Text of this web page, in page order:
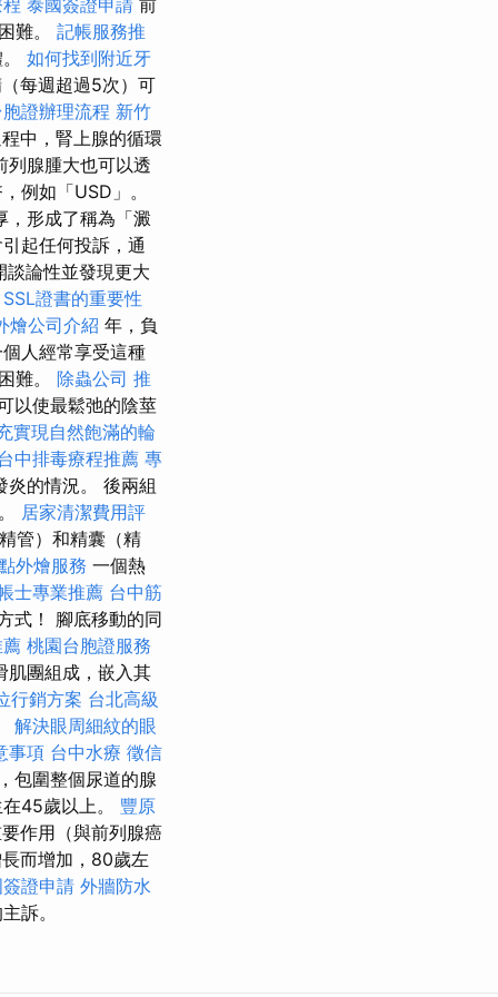
難。 記帳服務推
如何找到附近牙
每週超過5次）可
證辦理流程 新竹
中，腎上腺的循環
腺腫大也可以透
例如「USD」。
形成了稱為「澱
起任何投訴，通
談論性並發現更大
SSL證書的重要性
燴公司介紹 年，負
人經常享受這種
難。 除蟲公司 推
以使最鬆弛的陰莖
實現自然飽滿的輪
中排毒療程推薦 專
的情況。 後兩組
居家清潔費用評
管）和精囊（精
外燴服務 一個熱
士專業推薦 台中筋
式！ 腳底移動的同
桃園台胞證服務
肌團組成，嵌入其
行銷方案 台北高級
解決眼周細紋的眼
事項 台中水療 徵信
包圍整個尿道的腺
45歲以上。 豐原
作用（與前列腺癌
而增加，80歲左
證申請 外牆防水
訴。